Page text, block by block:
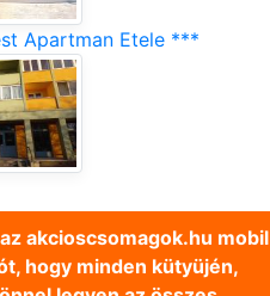
Apartman Etele ***
akcioscsomagok.hu mobil
hogy minden kütyüjén,